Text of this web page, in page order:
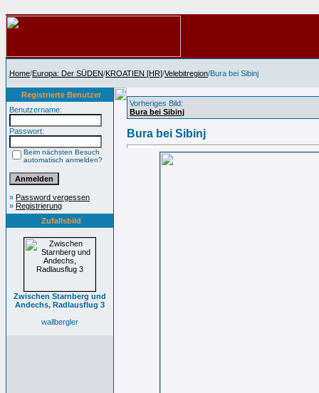
Home/Europa: Der SÜDEN/KROATIEN [HR]/Velebitregion/Bura bei Sibinj
Registrierte Benutzer
Benutzername:
Passwort:
Beim nächsten Besuch
automatisch anmelden?
» Password vergessen
» Registrierung
Zufallsbild
Zwischen Starnberg und
Andechs, Radlausflug 3
wallbergler
Vorheriges Bild:
Bura bei Sibinj
Bura bei Sibinj